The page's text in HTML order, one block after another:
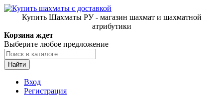
Купить Шахматы РУ - магазин шахмат и шахматной
атрибутики
Корзина ждет
Выберите любое предложение
Найти
Вход
Регистрация